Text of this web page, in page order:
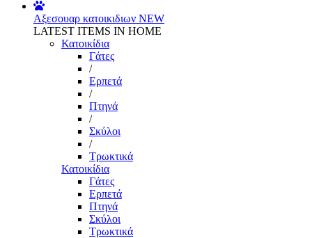
Αξεσουαρ κατοικιδιων NEW
LATEST ITEMS IN HOME
Κατοικίδια
Γάτες
/
Ερπετά
/
Πτηνά
/
Σκύλοι
/
Τρωκτικά
Κατοικίδια
Γάτες
Ερπετά
Πτηνά
Σκύλοι
Τρωκτικά